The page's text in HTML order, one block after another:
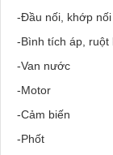
-Đầu nối, khớp
-Bình tích áp, ruột
-Van nước
-Motor
-Cảm biến
-Phốt